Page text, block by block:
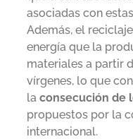
asociadas con
Además, el
energía que la
materiales a partir
vírgenes, lo que
la consecución de
propuestos por la
internacional.